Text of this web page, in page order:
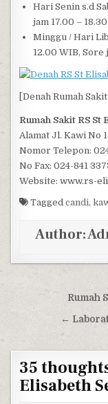
Hari Senin s.d
jam 17.00 –
Minggu / Hari
12.00 WIB, Sore
[Denah Rumah
Rumah Sakit RS St
Alamat Jl. Kawi No
Nomor Telepon:
No Fax: 024-841
Website: www.rs-
Taggedcandi,
Author:
Post Rumah
←
35
Elisabeth